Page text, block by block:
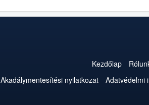
Kezdőlap
Akadálymentesítési nyilatkozat
Adatvédelmi